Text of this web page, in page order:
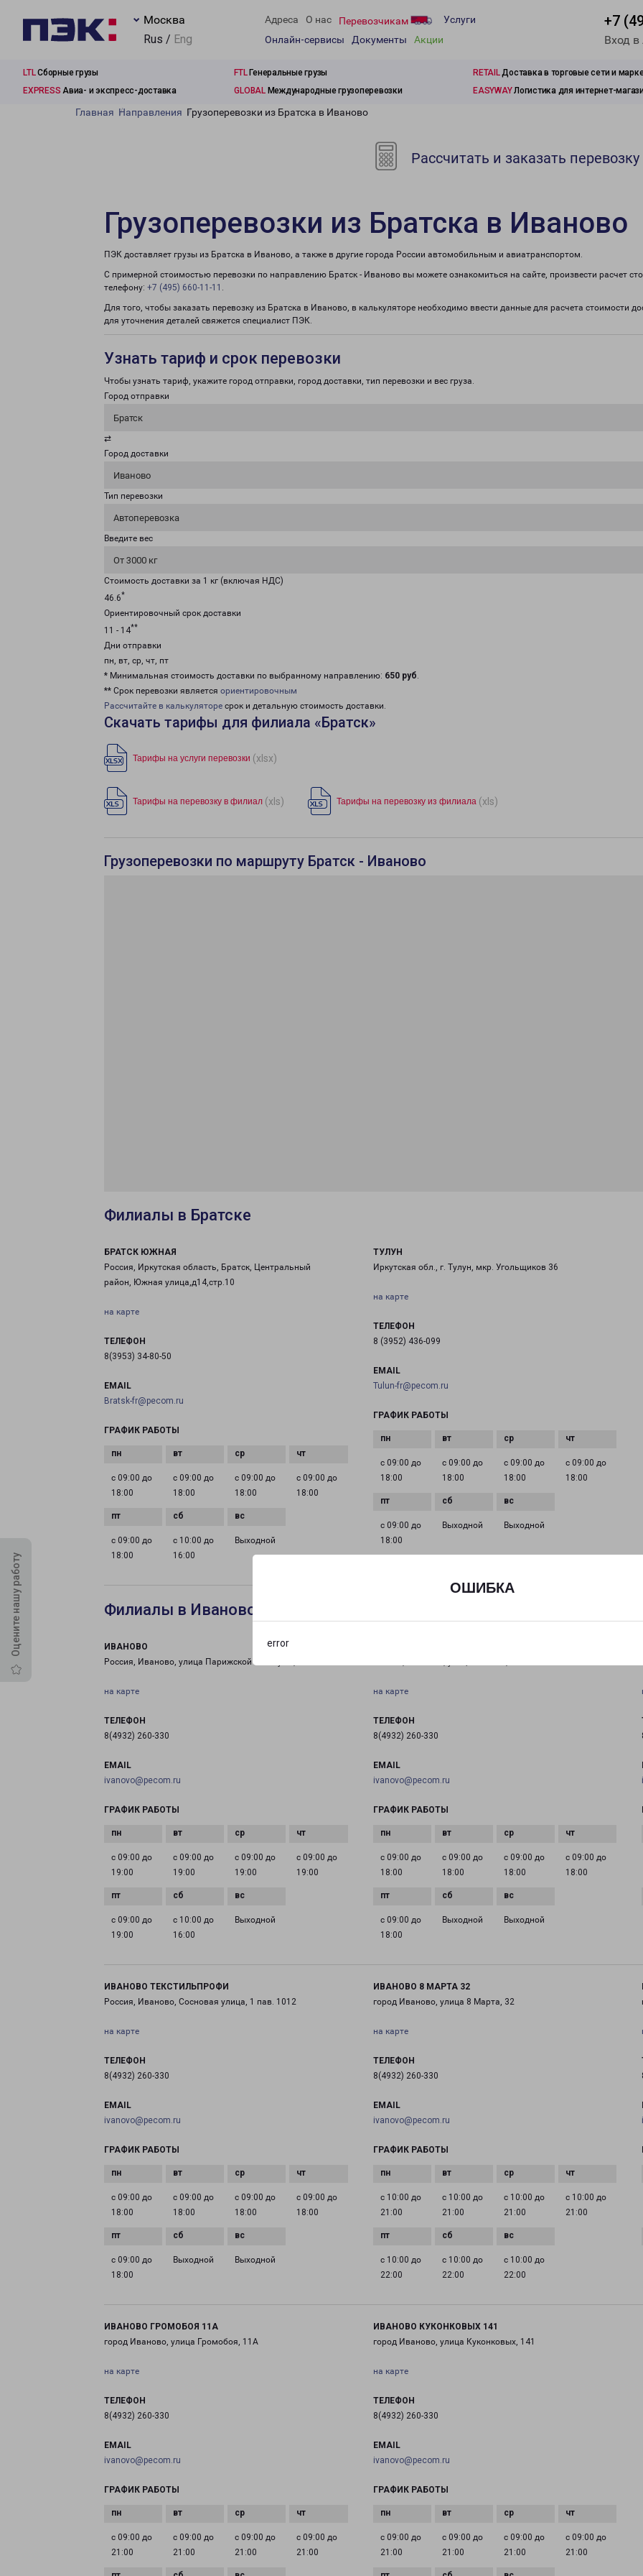
ОШИБКА
error
Москва
Rus / Eng
Адреса О нас Перевозчикам
Услуги
Онлайн-сервисы
Документы Акции
+7
Вход
LTLСборные грузы FTLГенеральные грузы RETAILДоставка в торговые сети и
EXPRESS Авиа- и экспресс-доставка GLOBALМеждународные грузоперевозки EASYWAYЛогистика для интернет-
Оцените нашу работу
Главная Направления Грузоперевозки из Братска в Иваново
Рассчитать и заказать перевозку
Грузоперевозки из Братска в Иваново
ПЭК доставляет грузы из Братска в Иваново, а также в другие города России автомобильным и авиатранспортом.
С примерной стоимостью перевозки по направлению Братск - Иваново вы можете ознакомиться на сайте, произвести расчет
телефону: +7 (495) 660-11-11 .
Для того, чтобы заказать перевозку из Братска в Иваново, в калькуляторе необходимо ввести данные для расчета стоимости
для уточнения деталей свяжется специалист ПЭК.
Узнать тариф и срок перевозки
Чтобы узнать тариф, укажите город отправки, город доставки, тип перевозки и вес груза.
Город отправки
Братск
⇄
Город доставки
Иваново
Тип перевозки
Автоперевозка
Введите вес
От 3000 кг
Стоимость доставки за 1 кг (включая НДС)
46.6*
Ориентировочный срок доставки
11 - 14**
Дни отправки
пн, вт, ср, чт, пт
* Минимальная стоимость доставки по выбранному направлению: 650 руб.
** Срок перевозки является ориентировочным
Рассчитайте в калькуляторе срок и детальную стоимость доставки.
Скачать тарифы для филиала «Братск»
Тарифы на услуги перевозки (xlsx)
Тарифы на перевозку в филиал (xls) Тарифы на перевозку из филиала (xls)
Грузоперевозки по маршруту Братск - Иваново
Филиалы в Братске
БРАТСК ЮЖНАЯ
Россия, Иркутская область, Братск, Центральный
район, Южная улица,д14,стр.10
на карте
ТЕЛЕФОН
8(3953) 34-80-50
EMAIL
Bratsk-fr@pecom.ru
ГРАФИК РАБОТЫ
с 09:00 до
18:00
с 09:00 до
18:00
с 09:00 до
18:00
с 09:00 до
18:00
с 09:00 до
18:00
с 10:00 до
16:00
Выходной
ТУЛУН
Иркутская обл., г. Тулун, мкр. Угольщиков 36
на карте
ТЕЛЕФОН
8 (3952) 436-099
EMAIL
Tulun-fr@pecom.ru
ГРАФИК РАБОТЫ
с 09:00 до
18:00
с 09:00 до
18:00
с 09:00 до
18:00
с 09:00 до
18:00
с 09:00 до
18:00
Выходной Выходной
Филиалы в Иваново
ИВАНОВО
Россия, Иваново, улица Парижской Коммуны, 84
на карте
ТЕЛЕФОН
8(4932) 260-330
EMAIL
ivanovo@pecom.ru
ГРАФИК РАБОТЫ
с 09:00 до
19:00
с 09:00 до
19:00
с 09:00 до
19:00
с 09:00 до
19:00
с 09:00 до
19:00
с 10:00 до
16:00
Выходной
на карте
ТЕЛЕФОН
8(4932) 260-330
EMAIL
ivanovo@pecom.ru
ГРАФИК РАБОТЫ
с 09:00 до
18:00
с 09:00 до
18:00
с 09:00 до
18:00
с 09:00 до
18:00
с 09:00 до
18:00
Выходной Выходной
ИВАНОВО ТЕКСТИЛЬПРОФИ
Россия, Иваново, Сосновая улица, 1 пав. 1012
на карте
ТЕЛЕФОН
8(4932) 260-330
EMAIL
ivanovo@pecom.ru
ГРАФИК РАБОТЫ
с 09:00 до
18:00
с 09:00 до
18:00
с 09:00 до
18:00
с 09:00 до
18:00
с 09:00 до
18:00
Выходной Выходной
ИВАНОВО 8 МАРТА 32
город Иваново, улица 8 Марта, 32
на карте
ТЕЛЕФОН
8(4932) 260-330
EMAIL
ivanovo@pecom.ru
ГРАФИК РАБОТЫ
с 10:00 до
21:00
с 10:00 до
21:00
с 10:00 до
21:00
с 10:00 до
21:00
с 10:00 до
22:00
с 10:00 до
22:00
с 10:00 до
22:00
ИВАНОВО ГРОМОБОЯ 11А
город Иваново, улица Громобоя, 11А
на карте
ТЕЛЕФОН
8(4932) 260-330
EMAIL
ivanovo@pecom.ru
ГРАФИК РАБОТЫ
с 09:00 до
21:00
с 09:00 до
21:00
с 09:00 до
21:00
с 09:00 до
21:00
ИВАНОВО КУКОНКОВЫХ 141
город Иваново, улица Куконковых, 141
на карте
ТЕЛЕФОН
8(4932) 260-330
EMAIL
ivanovo@pecom.ru
ГРАФИК РАБОТЫ
с 09:00 до
21:00
с 09:00 до
21:00
с 09:00 до
21:00
с 09:00 до
21:00